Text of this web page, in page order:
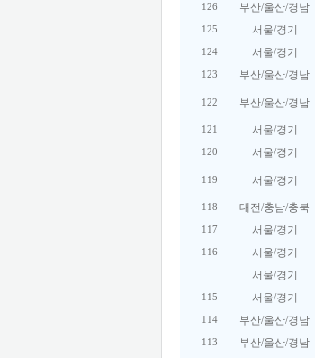
126 부산/울산/경남
125 서울/경기
124 서울/경기
123 부산/울산/경남
122 부산/울산/경남
121 서울/경기
120 서울/경기
119 서울/경기
118 대전/충남/충북
117 서울/경기
116 서울/경기
서울/경기
115 서울/경기
114 부산/울산/경남
113 부산/울산/경남